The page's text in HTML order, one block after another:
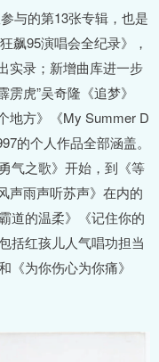
与的第13张专辑，也是
飙95演唱会全纪录》，
实录；新增曲库进一步
雳虎”吴奇隆《追梦》
地方》《My Summer D
的个人作品全部涵盖。
气之歌》开始，到《等
声雨声听苏声》在内的
道的温柔》《记住你的
括红孩儿人气唱功担当
《为你伤心为你痛》